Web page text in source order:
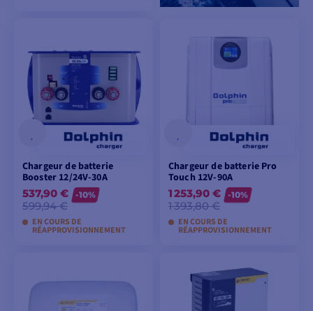
PANIER
Chargeur de batterie
Booster 12/24V-30A
537,90 €
599,94 €
-10%
EN COURS DE
RÉAPPROVISIONNEMENT
PANIER
Chargeur de batterie Pro
Touch 12V-90A
1 253,90 €
1 393,80 €
-10%
EN COURS DE
RÉAPPROVISIONNEMENT
AJOUTER AU
PANIER